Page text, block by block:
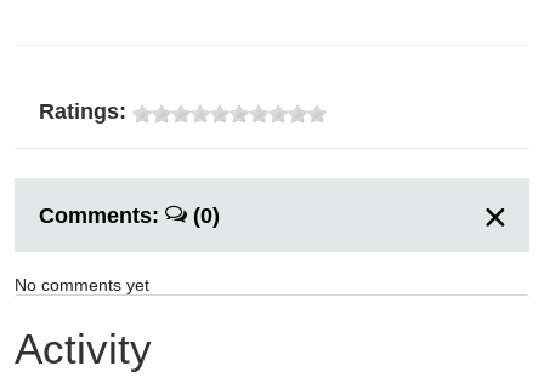
Ratings:
Comments: (0)
No comments yet
Activity